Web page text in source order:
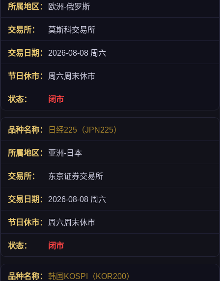
欧洲-俄罗斯
莫斯科交易所
2026-08-08 周六
周六周末休市
闭市
日经225（JPN225）
亚洲-日本
东京证券交易所
2026-08-08 周六
周六周末休市
闭市
韩国KOSPI（KOR200）